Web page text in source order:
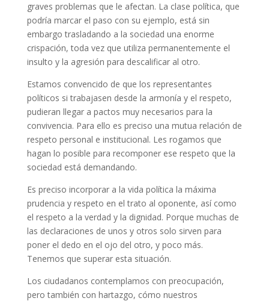
graves problemas que le afectan. La clase política, que
podría marcar el paso con su ejemplo, está sin
embargo trasladando a la sociedad una enorme
crispación, toda vez que utiliza permanentemente el
insulto y la agresión para descalificar al otro.
Estamos convencido de que los representantes
políticos si trabajasen desde la armonía y el respeto,
pudieran llegar a pactos muy necesarios para la
convivencia. Para ello es preciso una mutua relación de
respeto personal e institucional. Les rogamos que
hagan lo posible para recomponer ese respeto que la
sociedad está demandando.
Es preciso incorporar a la vida política la máxima
prudencia y respeto en el trato al oponente, así como
el respeto a la verdad y la dignidad. Porque muchas de
las declaraciones de unos y otros solo sirven para
poner el dedo en el ojo del otro, y poco más.
Tenemos que superar esta situación.
Los ciudadanos contemplamos con preocupación,
pero también con hartazgo, cómo nuestros